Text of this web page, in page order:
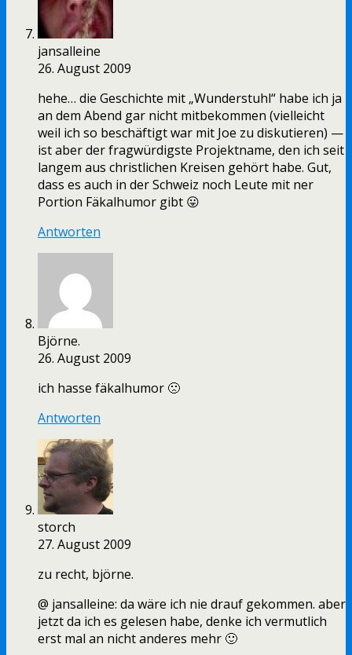
jansalleine
26. August 2009
hehe… die Geschichte mit „Wunderstuhl“ habe ich ja
an dem Abend gar nicht mitbekommen (vielleicht
weil ich so beschäftigt war mit Joe zu diskutieren) —
ist aber der fragwürdigste Projektname, den ich seit
langem aus christlichen Kreisen gehört habe. Gut,
dass es auch in der Schweiz noch Leute mit ner
Portion Fäkalhumor gibt 😛
Antworten
Björne.
26. August 2009
ich hasse fäkalhumor 🙁
Antworten
storch
27. August 2009
zu recht, björne.
@ jansalleine: da wäre ich nie drauf gekommen. aber
jetzt da ich es gelesen habe, denke ich vermutlich
erst mal an nicht anderes mehr 🙂